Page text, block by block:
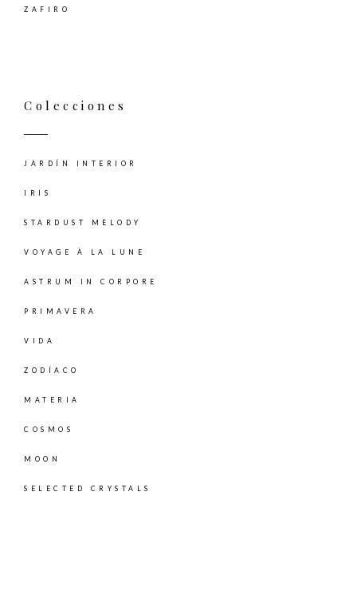
ZAFIRO
Colecciones
JARDÍN INTERIOR
IRIS
STARDUST MELODY
VOYAGE À LA LUNE
ASTRUM IN CORPORE
PRIMAVERA
VIDA
ZODÍACO
MATERIA
COSMOS
MOON
SELECTED CRYSTALS